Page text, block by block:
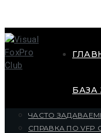
БАЗА
ЧАСТО
СПРАВКА ПО VFP